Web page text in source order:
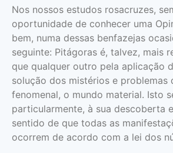
Nos nossos estudos rosacruzes,
oportunidade de conhecer uma
bem, numa dessas benfazejas
seguinte: Pitágoras é, talvez, mais
que qualquer outro pela aplicação
solução dos mistérios e problemas
fenomenal, o mundo material. Isto
particularmente, à sua descoberta
sentido de que todas as
ocorrem de acordo com a lei dos